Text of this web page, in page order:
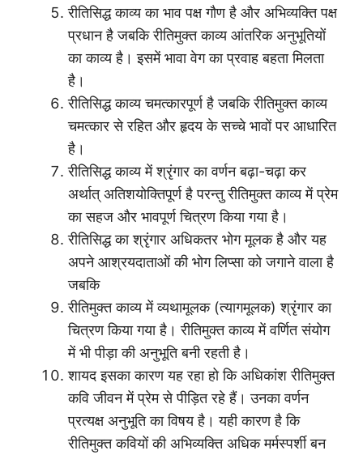
रीतिसिद्ध काव्य का भाव पक्ष गौण है और अभिव्यक्ति पक्ष
प्रधान है जबकि रीतिमुक्त काव्य आंतरिक अनुभूतियों
का काव्य है। इसमें भावा वेग का प्रवाह बहता मिलता
है।
रीतिसिद्ध काव्य चमत्कारपूर्ण है जबकि रीतिमुक्त काव्य
चमत्कार से रहित और हृदय के सच्चे भावों पर आधारित
है।
रीतिसिद्ध काव्य में श्रृंगार का वर्णन बढ़ा-चढ़ा कर
अर्थात् अतिशयोक्तिपूर्ण है परन्तु रीतिमुक्त काव्य में प्रेम
का सहज और भावपूर्ण चित्रण किया गया है।
रीतिसिद्ध का श्रृंगार अधिकतर भोग मूलक है और यह
अपने आश्रयदाताओं की भोग लिप्सा को जगाने वाला है
जबकि
रीतिमुक्त काव्य में व्यथामूलक (त्यागमूलक) श्रृंगार का
चित्रण किया गया है। रीतिमुक्त काव्य में वर्णित संयोग
में भी पीड़ा की अनुभूति बनी रहती है।
शायद इसका कारण यह रहा हो कि अधिकांश रीतिमुक्त
कवि जीवन में प्रेम से पीड़ित रहे हैं। उनका वर्णन
प्रत्यक्ष अनुभूति का विषय है। यही कारण है कि
रीतिमुक्त कवियों की अभिव्यक्ति अधिक मर्मस्पर्शी बन